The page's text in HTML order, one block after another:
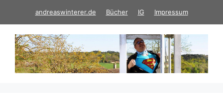
andreaswinterer.de Bücher IG Impressum